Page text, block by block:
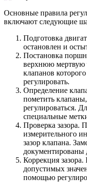
Основные правила
включают следующие
Подготовка
остановлен и
Постановка
верхнюю мертвую
клапанов
регулировать.
Определение
пометить
регулироваться.
специальные
Проверка зазора.
измерительного
зазор клапана.
документированы
Коррекция зазора.
допустимых
помощью